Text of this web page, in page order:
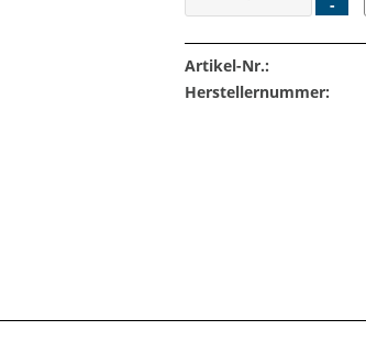
-
Artikel-Nr.:
Herstellernummer: